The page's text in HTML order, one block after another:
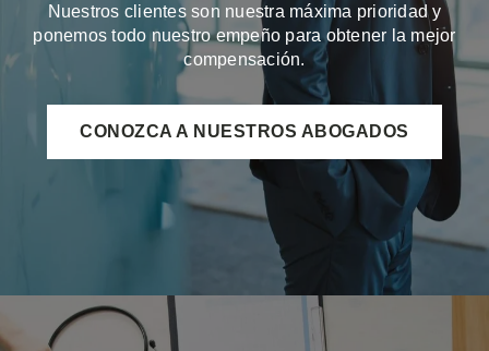
Nuestros clientes son nuestra máxima prioridad y
ponemos todo nuestro empeño para obtener la mejor
compensación.
CONOZCA A NUESTROS ABOGADOS